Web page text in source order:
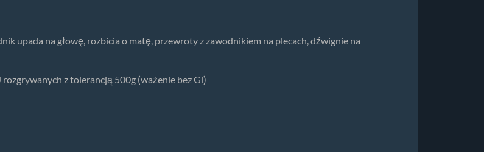
upada na głowę, rozbicia o matę, przewroty z zawodnikiem na plecach, dźwignie na
z tolerancją 500g (ważenie bez Gi)